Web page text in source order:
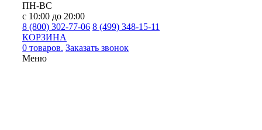
ПН-ВС
с 10:00 до 20:00
8 (800) 302-77-06 8 (499) 348-15-11
КОРЗИНА
0 товаров. Заказать звонок
Меню